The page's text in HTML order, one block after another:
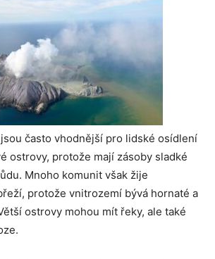
často vhodnější pro lidské osídlení
ostrovy, protože mají zásoby sladké
Mnoho komunit však žije
protože vnitrozemí bývá hornaté a
ostrovy mohou mít řeky, ale také